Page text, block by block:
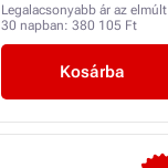
Legalacsonyabb ár az elmúlt
30 napban: 380 105 Ft
Kosárba